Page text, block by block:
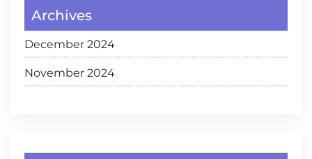
Archives
December 2024
November 2024